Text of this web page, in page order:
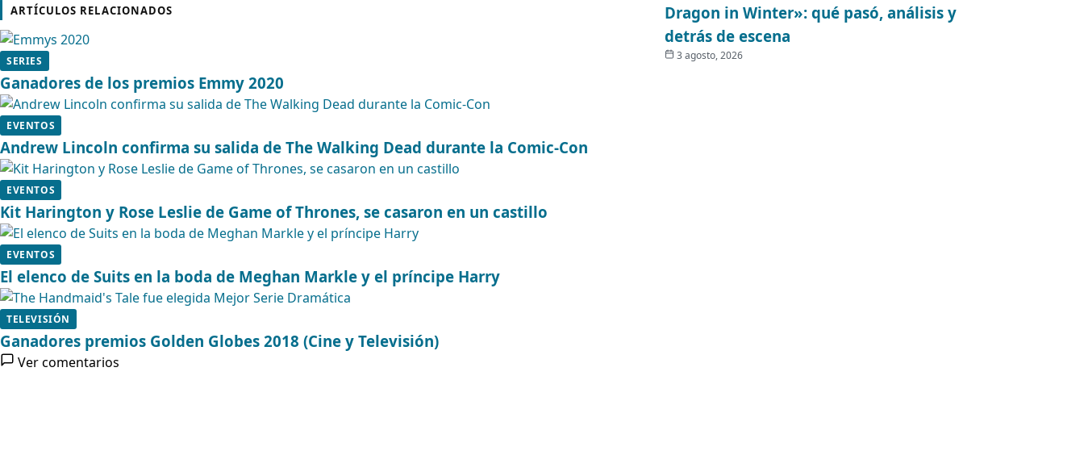
ARTÍCULOS RELACIONADOS
SERIES
Ganadores de los premios Emmy 2020
EVENTOS
Andrew Lincoln confirma su salida de The Walking Dead durante la Comic-Con
EVENTOS
Kit Harington y Rose Leslie de Game of Thrones, se casaron en un castillo
EVENTOS
El elenco de Suits en la boda de Meghan Markle y el príncipe Harry
TELEVISIÓN
Ganadores premios Golden Globes 2018 (Cine y Televisión)
Ver comentarios
Dragon in Winter»: qué pasó, análisis y
detrás de escena
3 agosto, 2026